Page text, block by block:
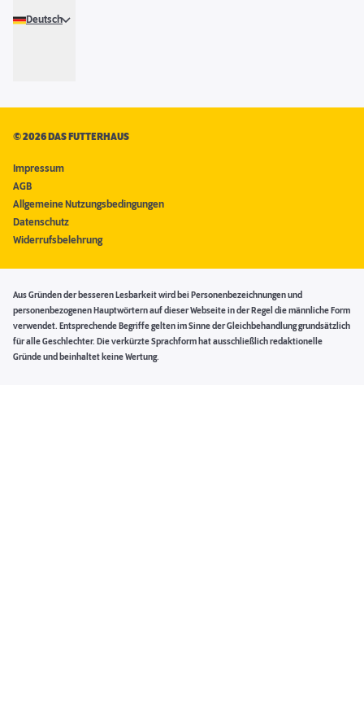
Deutsch
©2026 DAS FUTTERHAUS
Impressum
AGB
Allgemeine Nutzungsbedingungen
Datenschutz
Widerrufsbelehrung
Aus Gründen der besseren Lesbarkeit wird bei Personenbezeichnungen und
personenbezogenen Hauptwörtern auf dieser Webseite in der Regel die männliche Form
verwendet. Entsprechende Begriffe gelten im Sinne der Gleichbehandlung grundsätzlich
für alle Geschlechter. Die verkürzte Sprachform hat ausschließlich redaktionelle
Gründe und beinhaltet keine Wertung.